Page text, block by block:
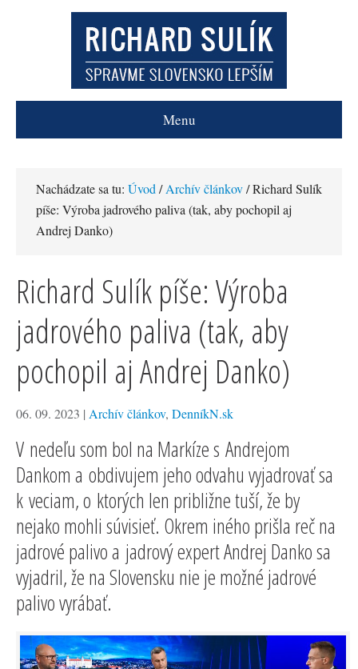
Menu
Nachádzate sa tu: Úvod /Archív článkov/ Richard Sulík
píše: Výroba jadrového paliva (tak, aby pochopil aj
Andrej Danko)
Richard Sulík píše: Výroba
jadrového paliva (tak, aby
pochopil aj Andrej Danko)
06. 09. 2023 | Archív článkov, DenníkN.sk
V nedeľu som bol na Markíze s Andrejom
Dankom a obdivujem jeho odvahu vyjadrovať sa
k veciam, o ktorých len približne tuší, že by
nejako mohli súvisieť. Okrem iného prišla reč na
jadrové palivo a jadrový expert Andrej Danko sa
vyjadril, že na Slovensku nie je možné jadrové
palivo vyrábať.